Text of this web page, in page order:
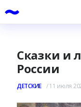
Сказки и
России
ДЕТСКИЕ /11 июля